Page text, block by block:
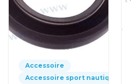
Accessoire
Accessoire sport nautique